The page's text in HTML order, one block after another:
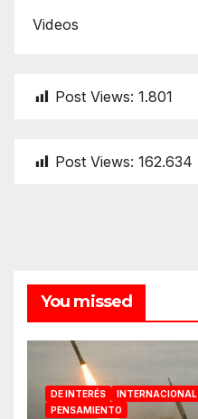
Videos
Post Views: 1.801
Post Views: 162.634
You missed
DE INTERÉS INTERNACIONAL
PENSAMIENTO